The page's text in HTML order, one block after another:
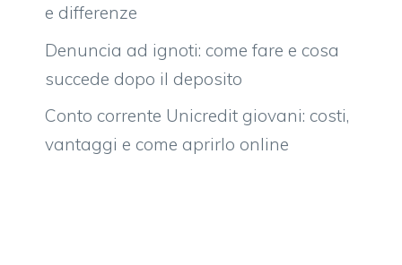
e differenze
Denuncia ad ignoti: come fare e cosa
succede dopo il deposito
Conto corrente Unicredit giovani: costi,
vantaggi e come aprirlo online